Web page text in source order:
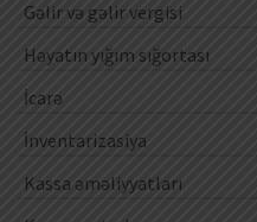
Gəlir və gəlir vergisi
Həyatın yığım sığortası
İcarə
İnventarizasiya
Kassa əməliyyatları